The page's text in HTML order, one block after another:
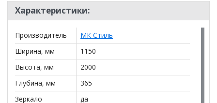
**Цены на официальном сайте
действительны только для интернет-магазинаи
могут отличаться от цен в розничных магазинах-
салонах сети!
Характеристики:
Производитель
МК Стиль
Ширина, мм
1150
Высота, мм
2000
Глубина, мм
365
Зеркало
да